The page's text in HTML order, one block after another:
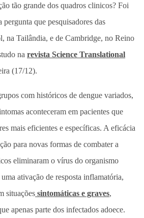
tão grande dos quadros clinicos? Foi
pergunta que pesquisadores das
na Tailândia, e de Cambridge, no Reino
na revista Science Translational
(17/12).
com históricos de dengue variados,
aconteceram em pacientes que
mais eficientes e específicas. A eficácia
para novas formas de combater a
eliminaram o vírus do organismo
ativação de resposta inflamatória,
situações sintomáticas e graves,
apenas parte dos infectados adoece.